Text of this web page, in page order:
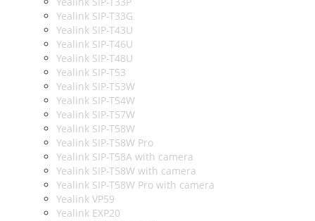
Yealink SIP-T33G
Yealink SIP-T43U
Yealink SIP-T46U
Yealink SIP-T48U
Yealink SIP-T53
Yealink SIP-T53W
Yealink SIP-T54W
Yealink SIP-T57W
Yealink SIP-T58W
Yealink SIP-T58W Pro
Yealink SIP-T58A with camera
Yealink SIP-T58W with camera
Yealink SIP-T58W Pro with camera
Yealink VP59
Yealink EXP20